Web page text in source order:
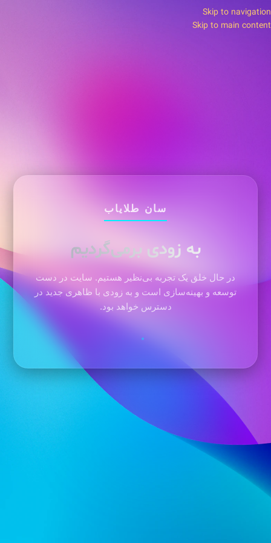
Skip to navigation
Skip to main content
سان طلایاب
به زودی برمی‌گردیم
در حال خلق یک تجربه بی‌نظیر هستیم. سایت در دست
توسعه و بهینه‌سازی است و به زودی با ظاهری جدید در
دسترس خواهد بود.